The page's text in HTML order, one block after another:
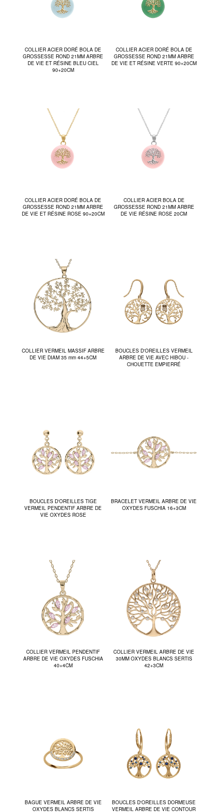
COLLIER ACIER DORÉ BOLA DE
GROSSESSE ROND 21MM ARBRE
DE VIE ET RÉSINE BLEU CIEL
90+20CM
COLLIER ACIER DORÉ BOLA DE
GROSSESSE ROND 21MM ARBRE
DE VIE ET RÉSINE VERTE 90+20CM
COLLIER ACIER DORÉ BOLA DE
GROSSESSE ROND 21MM ARBRE
DE VIE ET RÉSINE ROSE 90+20CM
COLLIER ACIER BOLA DE
GROSSESSE ROND 21MM ARBRE
DE VIE RÉSINE ROSE 20CM
COLLIER VERMEIL MASSIF ARBRE
DE VIE DIAM 35 mm 44+5CM
BOUCLES D'OREILLES VERMEIL
ARBRE DE VIE AVEC HIBOU -
CHOUETTE EMPIERRÉ
BOUCLES D'OREILLES TIGE
VERMEIL PENDENTIF ARBRE DE
VIE OXYDES ROSE
BRACELET VERMEIL ARBRE DE VIE
OXYDES FUSCHIA 16+3CM
COLLIER VERMEIL PENDENTIF
ARBRE DE VIE OXYDES FUSCHIA
40+4CM
COLLIER VERMEIL ARBRE DE VIE
30MM OXYDES BLANCS SERTIS
42+3CM
BAGUE VERMEIL ARBRE DE VIE
OXYDES BLANCS SERTIS
BOUCLES D'OREILLES DORMEUSE
VERMEIL ARBRE DE VIE CONTOUR